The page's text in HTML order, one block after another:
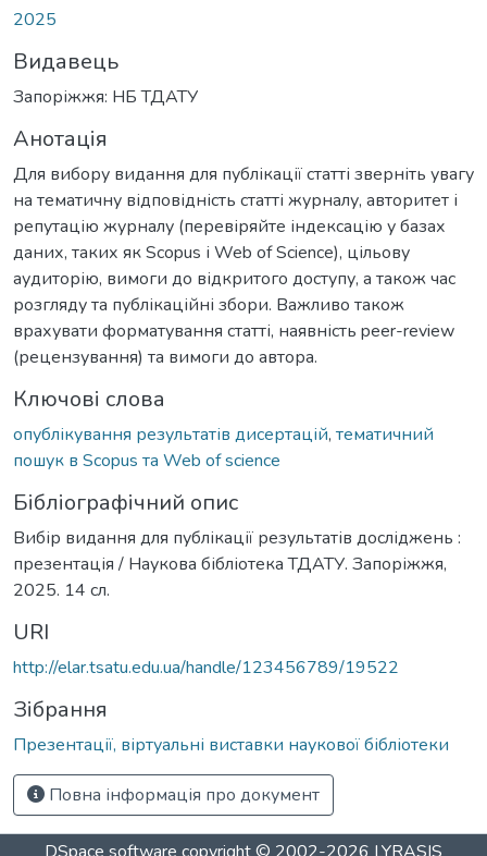
2025
Видавець
Запоріжжя: НБ ТДАТУ
Анотація
Для вибору видання для публікації статті зверніть увагу
на тематичну відповідність статті журналу, авторитет і
репутацію журналу (перевіряйте індексацію у базах
даних, таких як Scopus і Web of Science), цільову
аудиторію, вимоги до відкритого доступу, а також час
розгляду та публікаційні збори. Важливо також
врахувати форматування статті, наявність peer-review
(рецензування) та вимоги до автора.
Ключові слова
опублікування результатів дисертацій, тематичний
пошук в Scopus та Web of science
Бібліографічний опис
Вибір видання для публікації результатів досліджень :
презентація / Наукова бібліотека ТДАТУ. Запоріжжя,
2025. 14 сл.
URI
http://elar.tsatu.edu.ua/handle/123456789/19522
Зібрання
Презентації, віртуальні виставки наукової бібліотеки
Повна інформація про документ